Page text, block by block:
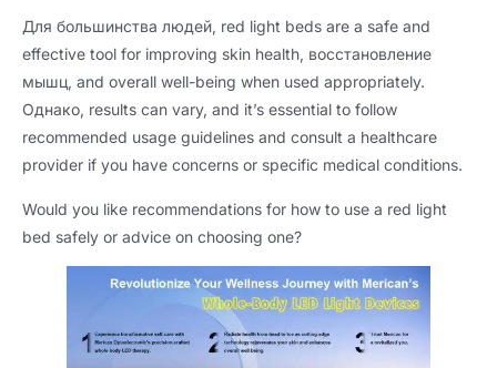
Для большинства людей, red light beds are a safe and
effective tool for improving skin health, восстановление
мышц, and overall well-being when used appropriately.
Однако, results can vary, and it’s essential to follow
recommended usage guidelines and consult a healthcare
provider if you have concerns or specific medical conditions.
Would you like recommendations for how to use a red light
bed safely or advice on choosing one?